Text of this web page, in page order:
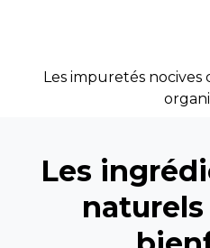
Les impuretés nocives
Les